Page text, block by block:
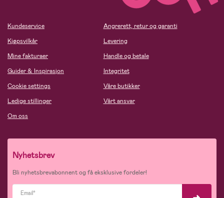
Kundeservice
Kjøpsvilkår
Mine fakturaer
Guider & Inspirasjon
Cookie settings
Ledige stillinger
Om oss
Angrerett, retur og garanti
Levering
Handle og betale
Integritet
Våre butikker
Vårt ansvar
Nyhetsbrev
Bli nyhetsbrevabonnent og få eksklusive fordeler!
Email*